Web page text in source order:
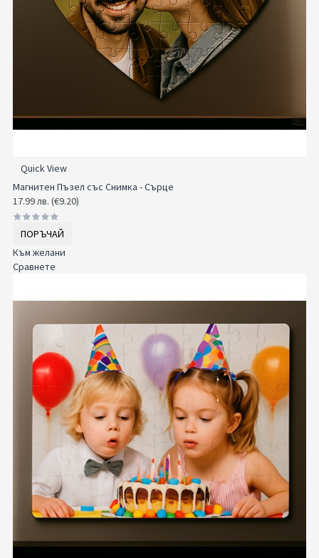
Quick View
Магнитен Пъзел със Снимка - Сърце
17.99 лв. (€9.20)
ПОРЪЧАЙ
Към желани
Сравнете